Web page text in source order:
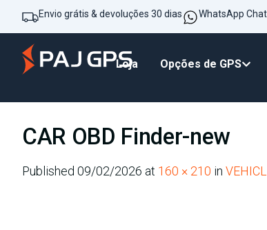
Envio grátis & devoluções 30 dias WhatsApp
Loja Opções de GPS
CAR OBD Finder-new
Published 09/02/2026 at 160 × 210 in